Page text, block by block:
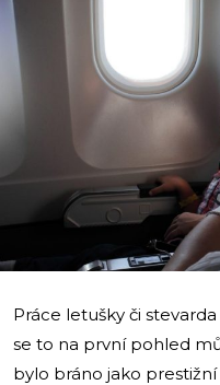
Práce letušky či
se to na první pohled
bylo bráno jako